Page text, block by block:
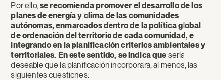
Por ello,se recomienda promover el desarrollo de los
planes de energía y clima de las comunidades
autónomas, enmarcados dentro de la política global
de ordenación del territorio de cada comunidad, e
integrando en la planificación criterios ambientales y
territoriales. En este sentido, se indica que sería
deseable que la planificación incorporara, al menos, las
siguientes cuestiones: